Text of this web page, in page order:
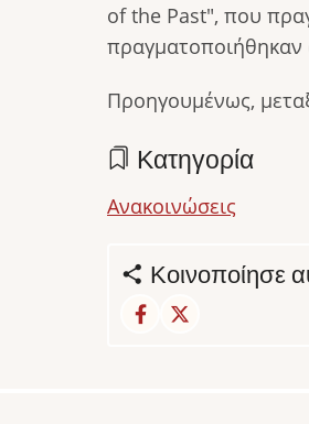
of the Past", που
πραγματοποιήθηκαν
Προηγουμένως,
Κατηγορία
Ανακοινώσεις
Κοινοποίησε